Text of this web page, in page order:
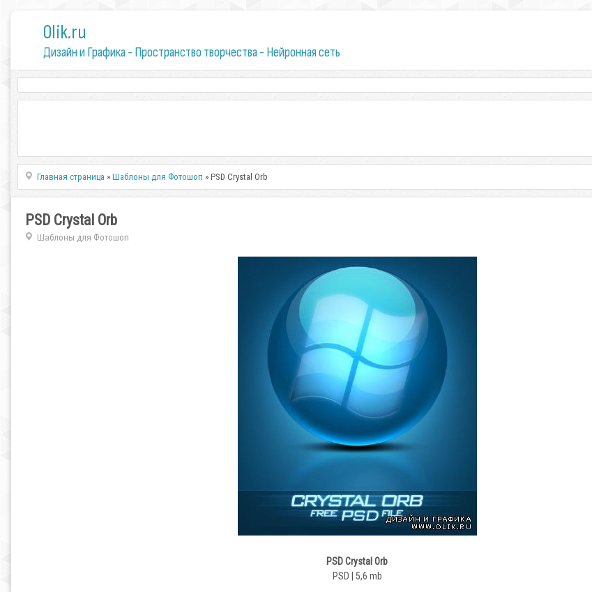
0lik.ru
Дизайн и Графика - Пространство творчества - Нейронная сеть
Главная страница »Шаблоны для Фотошоп » PSD Crystal Orb
PSD Crystal Orb
Шаблоны для Фотошоп
PSD Crystal Orb
PSD | 5,6 mb